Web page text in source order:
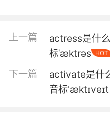
6. I was an activist,
我曾是个激进分子 可从
7. She's a journalist
上一篇
actress是什
标ˈæktrəs
HOT
下一篇
activate是什
音标'æktɪveɪt